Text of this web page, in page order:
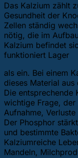
Das Kalzium zählt
Gesundheit der
Zellen ständig
nötig, die im
Kalzium befindet
funktioniert Lager
als ein. Bei einem
dieses Material aus
Die entsprechende
wichtige Frage, der
Aufnahme,
Der Phosphor
und bestimmte
Kalziumreiche
Mandeln,